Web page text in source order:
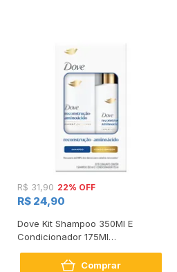
R$ 31,90 22% OFF
R$ 24,90
Dove Kit Shampoo 350Ml E
Condicionador 175Ml
Comprar